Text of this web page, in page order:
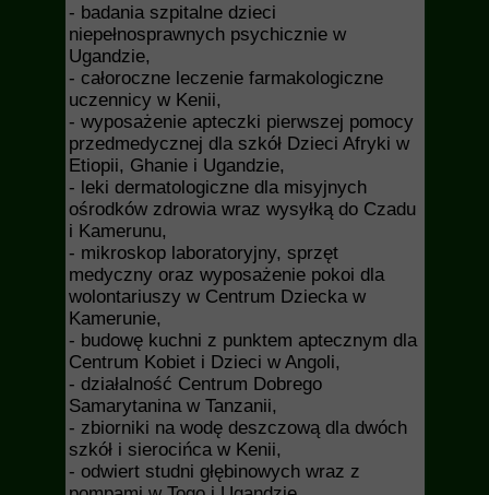
- badania szpitalne dzieci
niepełnosprawnych psychicznie w
Ugandzie,
- całoroczne leczenie farmakologiczne
uczennicy w Kenii,
- wyposażenie apteczki pierwszej pomocy
przedmedycznej dla szkół Dzieci Afryki w
Etiopii, Ghanie i Ugandzie,
- leki dermatologiczne dla misyjnych
ośrodków zdrowia wraz wysyłką do Czadu
i Kamerunu,
- mikroskop laboratoryjny, sprzęt
medyczny oraz wyposażenie pokoi dla
wolontariuszy w Centrum Dziecka w
Kamerunie,
- budowę kuchni z punktem aptecznym dla
Centrum Kobiet i Dzieci w Angoli,
- działalność Centrum Dobrego
Samarytanina w Tanzanii,
- zbiorniki na wodę deszczową dla dwóch
szkół i sierocińca w Kenii,
- odwiert studni głębinowych wraz z